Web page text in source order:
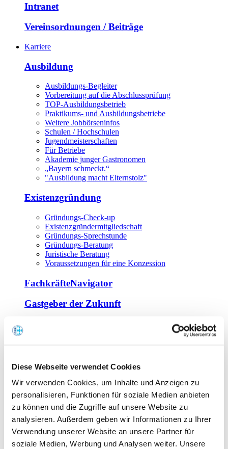
Diese Webseite verwendet Cookies
Wir verwenden Cookies, um Inhalte und Anzeigen zu
personalisieren, Funktionen für soziale Medien anbieten
zu können und die Zugriffe auf unsere Website zu
analysieren. Außerdem geben wir Informationen zu Ihrer
Verwendung unserer Website an unsere Partner für
soziale Medien, Werbung und Analysen weiter. Unsere
Intranet
Vereinsordnungen / Beiträge
Karriere
Ausbildung
Ausbildungs-Begleiter
Vorbereitung auf die Abschlussprüfung
TOP-Ausbildungsbetrieb
Praktikums- und Ausbildungsbetriebe
Weitere Jobbörseninfos
Schulen / Hochschulen
Jugendmeisterschaften
Für Betriebe
Akademie junger Gastronomen
„Bayern schmeckt.“
"Ausbildung macht Elternstolz"
Existenzgründung
Gründungs-Check-up
Existenzgründermitgliedschaft
Gründungs-Sprechstunde
Gründungs-Beratung
Juristische Beratung
Voraussetzungen für eine Konzession
FachkräfteNavigator
Gastgeber der Zukunft
Offene Seminare
Tagen im Palais
Wirte-und Unternehmerbrief
Lernplattform BOUNTI
Partner
Branchennahe Organisationen